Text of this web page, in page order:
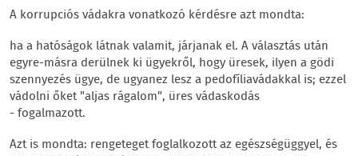
A korrupciós vádakra vonatkozó kérdésre azt mondta:
ha a hatóságok látnak valamit, járjanak el. A választás után
egyre-másra derülnek ki ügyekről, hogy üresek, ilyen a gödi
szennyezés ügye, de ugyanez lesz a pedofíliavádakkal is; ezzel
vádolni őket "aljas rágalom", üres vádaskodás
- fogalmazott.
Azt is mondta: rengeteget foglalkozott az egészségüggyel, és